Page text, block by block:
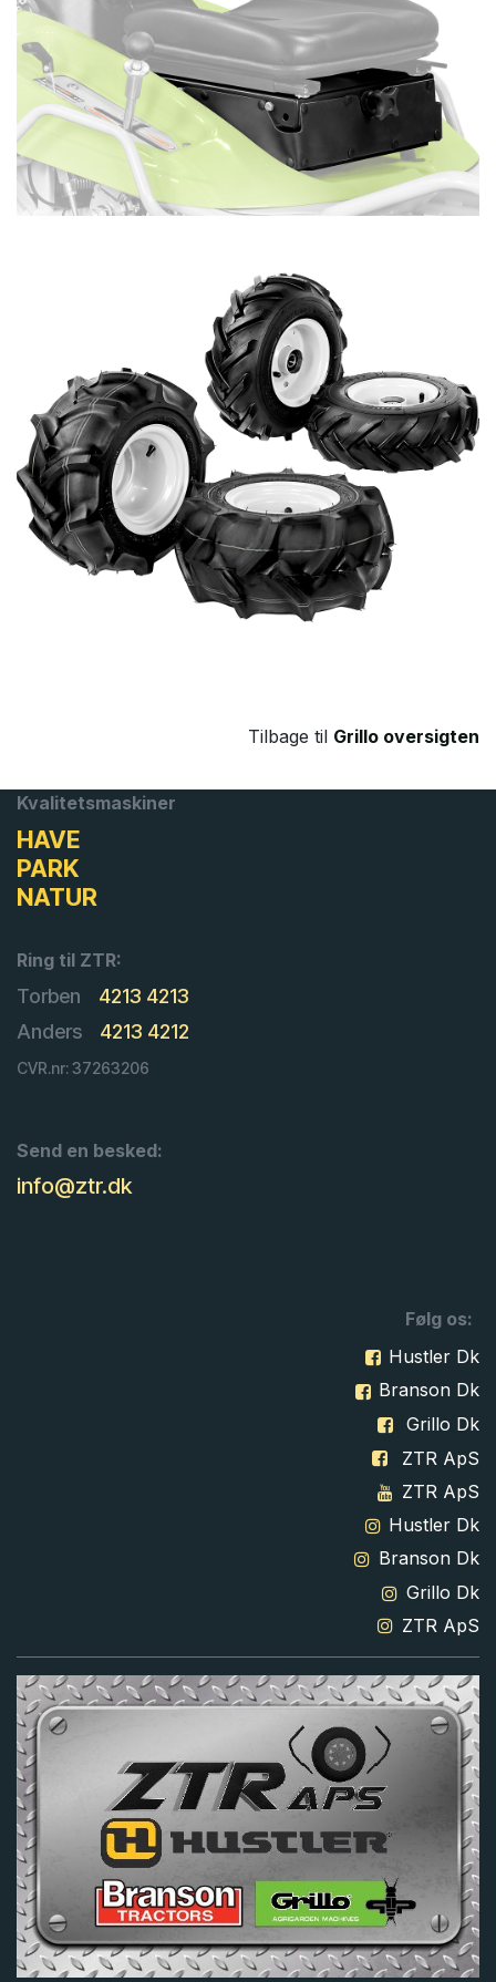
Tilbage til Grillo oversigten
Kvalitetsmaskiner
HAVE
PARK
NATUR
Ring til ZTR:
Torben
4213 4213
Anders
4213 4212
CVR.nr: 37263206
Send en besked:
info@ztr.dk
Følg os:
Hustler Dk
Branson Dk
Grillo Dk
ZTR ApS
ZTR ApS
Hustler Dk
Branson Dk
Grillo Dk
ZTR ApS